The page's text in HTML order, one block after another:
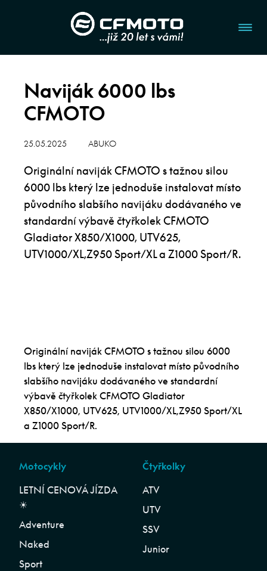
Naviják 6000 lbs
CFMOTO
25.05.2025 ABUKO
Originální naviják CFMOTO s tažnou silou
6000 lbs který lze jednoduše instalovat místo
původního slabšího navijáku dodávaného ve
standardní výbavě čtyřkolek CFMOTO
Gladiator X850/X1000, UTV625,
UTV1000/XL,Z950 Sport/XL a Z1000 Sport/R.
Originální naviják CFMOTO s tažnou silou 6000
lbs který lze jednoduše instalovat místo původního
slabšího navijáku dodávaného ve standardní
výbavě čtyřkolek CFMOTO Gladiator
X850/X1000, UTV625, UTV1000/XL,Z950 Sport/XL
a Z1000 Sport/R.
Motocykly
LETNÍ CENOVÁ JÍZDA
☀︎
Adventure
Naked
Sport
Čtyřkolky
ATV
UTV
SSV
Junior